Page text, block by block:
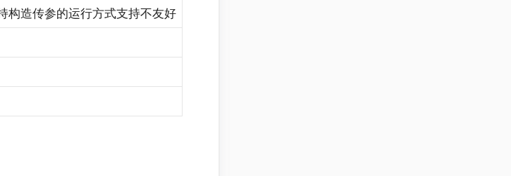
构造传参的运行方式支持不友好